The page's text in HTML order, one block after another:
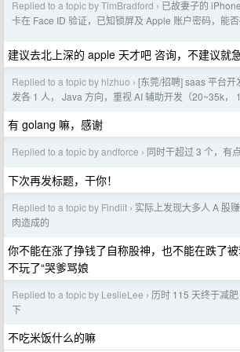
Replied to a topic by TimBradford › 已故妻子的
卡在 Face ID 验证，已知锁屏及 Apple 账户密码，能否
建议去北上深的 apple 天才吧 咨询，不建议就
Replied to a topic by hlzhuo › [东莞/招聘] saas 平台
发各 1 人， Java 方向，重视 AI 辅助开发（20~35k，
有 golang 嘛，感谢
Replied to a topic by andforce › 同时干超过 3 个，有
下次再发标题，干你！
Replied to a topic by Findiit › 实际上发现大多人 A 股
肉造成的
你不能在涨了挣钱了自称股神，也不能在跌了被
不玩了“哭爹骂娘
Replied to a topic by LeslieLee › 历时 115 天终于减
下
不吃米饭什么的嘛